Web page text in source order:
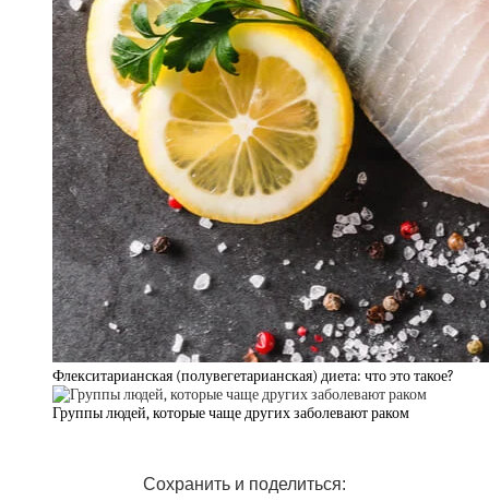
Флекситарианская (полувегетарианская) диета: что это такое?
Группы людей, которые чаще других заболевают раком
Сохранить и поделиться: